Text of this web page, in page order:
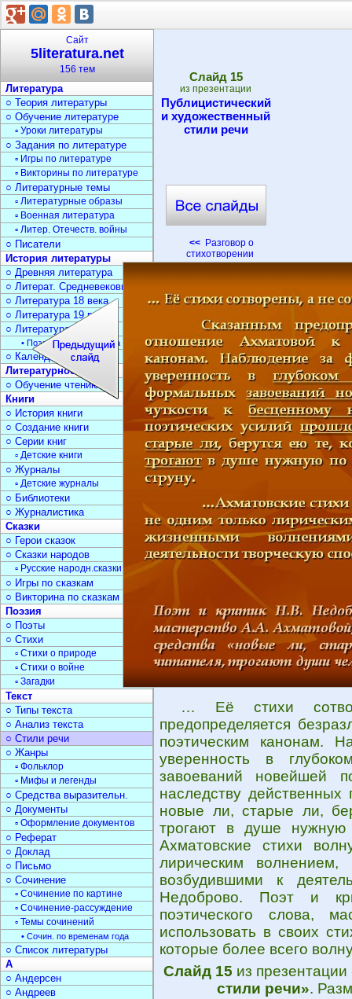
Cлайд 15
из презентации
Публицистический
и художественный
стили речи
<< Разговор о
стихотворении
… Её стихи
предопределяется
поэтическим канонам.
уверенность в
завоеваний новейшей
наследству действенных
новые ли, старые ли,
трогают в душе нужную
Ахматовские стихи
лирическим
возбудившими к
Недоброво. Поэт и
поэтического слова,
использовать в своих
которые более всего
Слайд 15 из презентации
стили речи».
Сайт
5literatura.net
156 тем
Литература
○ Теория литературы
○ Обучение литературе
▫ Уроки литературы
○ Задания по литературе
▫ Игры по литературе
▫ Викторины по литературе
○ Литературные темы
▫ Литературные образы
▫ Военная литература
▫ Литер. Отечеств. войны
○ Писатели
История литературы
○ Древняя литература
○ Литерат. Средневековья
○ Литература 18 века
○ Литература 19 века
○ Литература 20 века
• Поэзия Серебрян. века
○ Календарь дат
Литературное чтение
○ Обучение чтению
Книги
○ История книги
○ Создание книги
○ Серии книг
▫ Детские книги
○ Журналы
▫ Детские журналы
○ Библиотеки
○ Журналистика
Сказки
○ Герои сказок
○ Сказки народов
▫ Русские народн.сказки
○ Игры по сказкам
○ Викторина по сказкам
Поэзия
○ Поэты
○ Стихи
▫ Стихи о природе
▫ Стихи о войне
▫ Загадки
Текст
○ Типы текста
○ Анализ текста
○ Стили речи
○ Жанры
▫ Фольклор
▫ Мифы и легенды
○ Средства выразительн.
○ Документы
▫ Оформление документов
○ Реферат
○ Доклад
○ Письмо
○ Сочинение
▫ Сочинение по картине
▫ Сочинение-рассуждение
▫ Темы сочинений
• Сочин. по временам года
○ Список литературы
А
○ Андерсен
○ Андреев